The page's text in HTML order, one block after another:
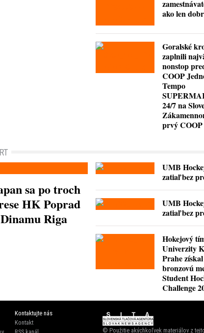
ako len
Goralské
zaplnili
nonstop
COOP
Tempo
24/7 na
prvý
sa po troch
HK Poprad
Riga
UMB
zatiaľ bez
UMB
zatiaľ bez
Hokejový
Univerzity
Prahe získal
bronzovú
Student
Challenge
Kontaktujte nás
Kontakt
© Použitie akýchkoľvek materiálov z